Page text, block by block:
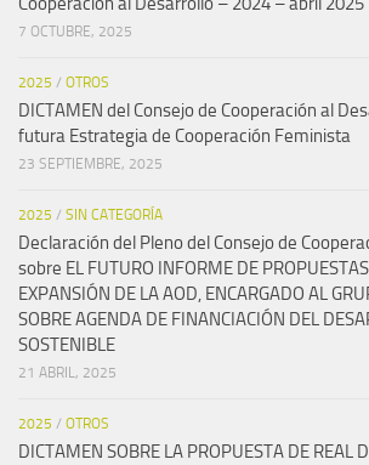
7 OCTUBRE, 2025
2025 / OTROS
DICTAMEN del Consejo de Cooperación al
futura Estrategia de Cooperación Feminista
23 SEPTIEMBRE, 2025
2025 / SIN CATEGORÍA
Declaración del Pleno del Consejo de
sobre EL FUTURO INFORME DE
EXPANSIÓN DE LA AOD, ENCARGADO AL
SOBRE AGENDA DE FINANCIACIÓN DEL
SOSTENIBLE
21 ABRIL, 2025
2025 / OTROS
DICTAMEN SOBRE LA PROPUESTA DE REAL